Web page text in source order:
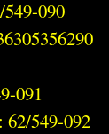
090
091
62/549-092